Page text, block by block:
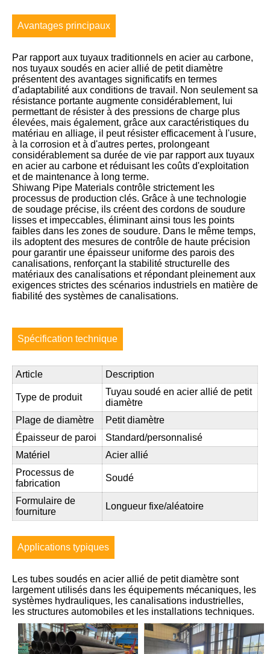
Avantages principaux
Par rapport aux tuyaux traditionnels en acier au carbone,
nos tuyaux soudés en acier allié de petit diamètre
présentent des avantages significatifs en termes
d'adaptabilité aux conditions de travail. Non seulement sa
résistance portante augmente considérablement, lui
permettant de résister à des pressions de charge plus
élevées, mais également, grâce aux caractéristiques du
matériau en alliage, il peut résister efficacement à l'usure,
à la corrosion et à d'autres pertes, prolongeant
considérablement sa durée de vie par rapport aux tuyaux
en acier au carbone et réduisant les coûts d'exploitation
et de maintenance à long terme.
Shiwang Pipe Materials contrôle strictement les
processus de production clés. Grâce à une technologie
de soudage précise, ils créent des cordons de soudure
lisses et impeccables, éliminant ainsi tous les points
faibles dans les zones de soudure. Dans le même temps,
ils adoptent des mesures de contrôle de haute précision
pour garantir une épaisseur uniforme des parois des
canalisations, renforçant la stabilité structurelle des
matériaux des canalisations et répondant pleinement aux
exigences strictes des scénarios industriels en matière de
fiabilité des systèmes de canalisations.
Spécification technique
Article Description
Type de produit
Tuyau soudé en acier allié de petit
diamètre
Plage de diamètre
Petit diamètre
Épaisseur de paroi
Standard/personnalisé
Matériel
Acier allié
Processus de
fabrication
Soudé
Formulaire de
fourniture
Longueur fixe/aléatoire
Applications typiques
Les tubes soudés en acier allié de petit diamètre sont
largement utilisés dans les équipements mécaniques, les
systèmes hydrauliques, les canalisations industrielles,
les structures automobiles et les installations techniques.